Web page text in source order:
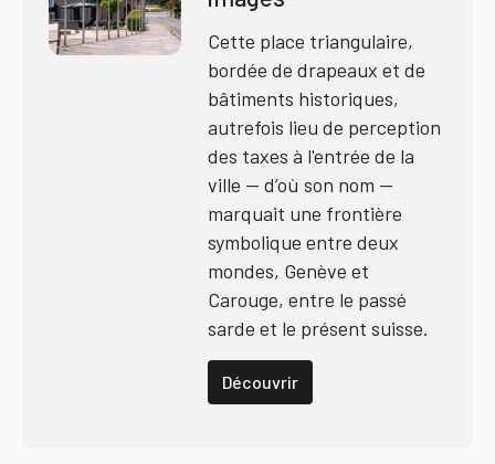
Cette place triangulaire,
bordée de drapeaux et de
bâtiments historiques,
autrefois lieu de perception
des taxes à l'entrée de la
ville — d’où son nom —
marquait une frontière
symbolique entre deux
mondes, Genève et
Carouge, entre le passé
sarde et le présent suisse.
Découvrir